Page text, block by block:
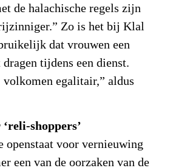
de halachische regels zijn
Zo is het bij Klal
dat vrouwen een
tijdens een dienst.
egalitair,” aldus
shoppers’
openstaat voor vernieuwing
een van de oorzaken van de